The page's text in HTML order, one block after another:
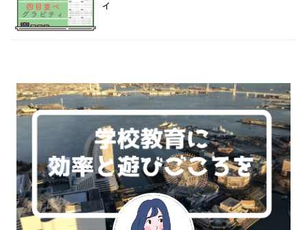
ィ